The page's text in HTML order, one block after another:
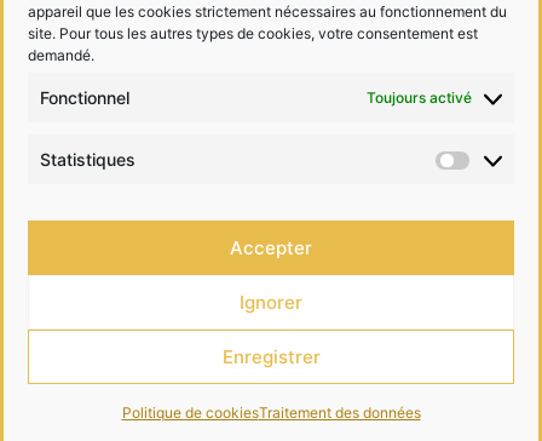
appareil que les cookies strictement nécessaires au fonctionnement du
site. Pour tous les autres types de cookies, votre consentement est
demandé.
Fonctionnel Toujours activé
Statistiques
Accepter
Ignorer
Enregistrer
Politique de cookiesTraitement des données
Cookies
Me contacter
contact@lesdessinsdelalutine.com
•
Construit avecGeneratePress